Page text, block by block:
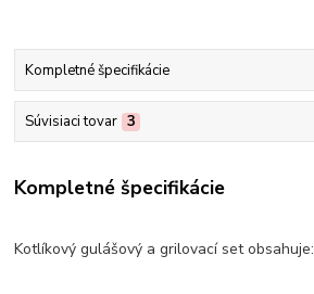
Kompletné špecifikácie
Súvisiaci tovar 3
Kompletné špecifikácie
Kotlíkový gulášový a grilovací set obsahuje: